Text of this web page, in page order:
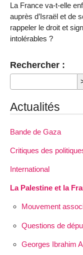
La France va-t-elle
auprès d’Israël et de
rappeler le droit et
intolérables ?
Rechercher :
Actualités
Bande de Gaza
Critiques des
International
La Palestine et la
Mouvement
Questions de
Georges Ibrahim